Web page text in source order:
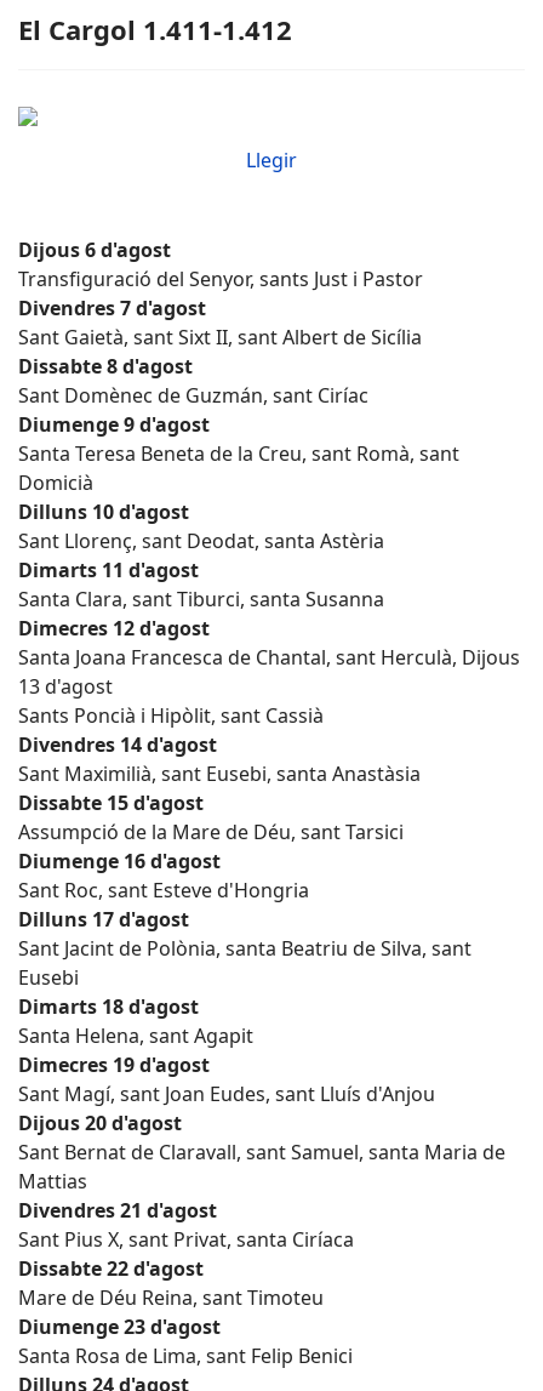
El Cargol 1.411-1.412
Llegir
Dijous 6 d'agost
Transfiguració del Senyor, sants Just i Pastor
Divendres 7 d'agost
Sant Gaietà, sant Sixt II, sant Albert de Sicília
Dissabte 8 d'agost
Sant Domènec de Guzmán, sant Ciríac
Diumenge 9 d'agost
Santa Teresa Beneta de la Creu, sant Romà, sant
Domicià
Dilluns 10 d'agost
Sant Llorenç, sant Deodat, santa Astèria
Dimarts 11 d'agost
Santa Clara, sant Tiburci, santa Susanna
Dimecres 12 d'agost
Santa Joana Francesca de Chantal, sant Herculà, Dijous
13 d'agost
Sants Poncià i Hipòlit, sant Cassià
Divendres 14 d'agost
Sant Maximilià, sant Eusebi, santa Anastàsia
Dissabte 15 d'agost
Assumpció de la Mare de Déu, sant Tarsici
Diumenge 16 d'agost
Sant Roc, sant Esteve d'Hongria
Dilluns 17 d'agost
Sant Jacint de Polònia, santa Beatriu de Silva, sant
Eusebi
Dimarts 18 d'agost
Santa Helena, sant Agapit
Dimecres 19 d'agost
Sant Magí, sant Joan Eudes, sant Lluís d'Anjou
Dijous 20 d'agost
Sant Bernat de Claravall, sant Samuel, santa Maria de
Mattias
Divendres 21 d'agost
Sant Pius X, sant Privat, santa Ciríaca
Dissabte 22 d'agost
Mare de Déu Reina, sant Timoteu
Diumenge 23 d'agost
Santa Rosa de Lima, sant Felip Benici
Dilluns 24 d'agost